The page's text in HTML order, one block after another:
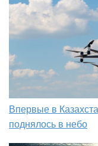
Впервые в
поднялось в небо